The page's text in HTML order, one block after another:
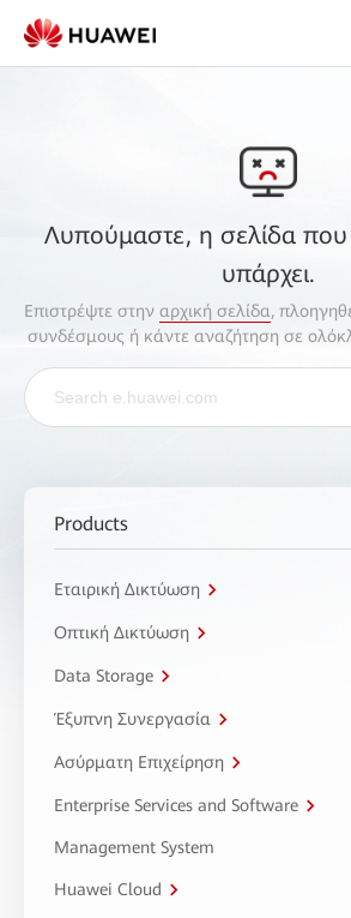
Λυπούμαστε, η σελίδα
υπάρχει.
Επιστρέψτε στην αρχική σελίδα,
συνδέσμους ή κάντε αναζήτηση σε
Products
Εταιρική Δικτύωση
Οπτική Δικτύωση
Data Storage
Έξυπνη Συνεργασία
Ασύρματη Επιχείρηση
Enterprise Services and Software
Management System
Huawei Cloud